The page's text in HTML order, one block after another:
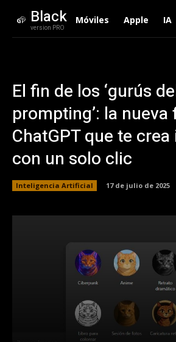
Black
version PRO
Móviles Apple IA
El fin de los ‘gurús
prompting’: la
ChatGPT que te
con un solo clic
Inteligencia Artificial 17 de julio de 2025